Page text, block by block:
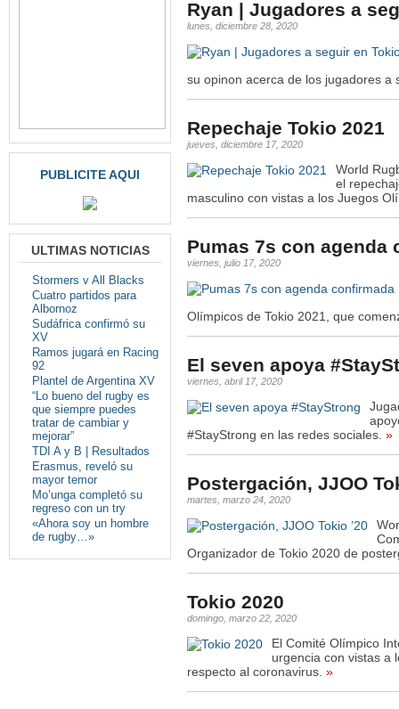
PUBLICITE AQUI
ULTIMAS NOTICIAS
Stormers v All Blacks
Cuatro partidos para
Albornoz
Sudáfrica confirmó su
XV
Ramos jugará en Racing
92
Plantel de Argentina XV
“Lo bueno del rugby es
que siempre puedes
tratar de cambiar y
mejorar”
TDI A y B | Resultados
Erasmus, reveló su
mayor temor
Mo’unga completó su
regreso con un try
«Ahora soy un hombre
de rugby…»
Ryan | Jugadores a
lunes, diciembre 28, 2020
su opinon acerca de los jugadores a
Repechaje Tokio 2021
jueves, diciembre 17, 2020
World
el
masculino con vistas a los Juegos
Pumas 7s con agenda
viernes, julio 17, 2020
Olímpicos de Tokio 2021, que
El seven apoya
viernes, abril 17, 2020
#StayStrong en las redes sociales. »
Postergación, JJOO
martes, marzo 24, 2020
Organizador de Tokio 2020 de
Tokio 2020
domingo, marzo 22, 2020
El Comité Olímpico
urgencia con vistas a
respecto al coronavirus. »